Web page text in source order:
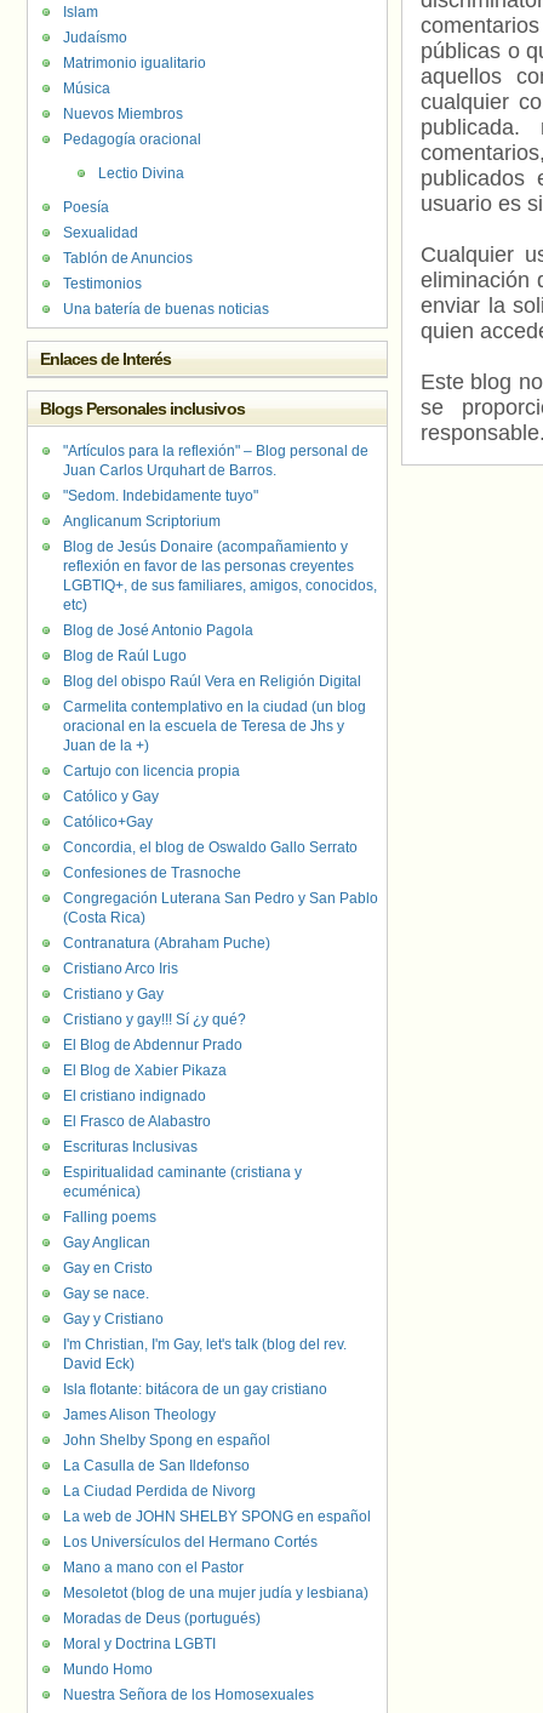
públicas o
aquellos
cualquier
usuario es
Cualquier
eliminación
enviar la
quien
Este blog
se
Islam
Judaísmo
Matrimonio igualitario
Música
Nuevos Miembros
Pedagogía oracional
Lectio Divina
Poesía
Sexualidad
Tablón de Anuncios
Testimonios
Una batería de buenas noticias
Enlaces de Interés
Blogs Personales inclusivos
"Artículos para la reflexión" – Blog personal de
Juan Carlos Urquhart de Barros.
"Sedom. Indebidamente tuyo"
Anglicanum Scriptorium
Blog de Jesús Donaire (acompañamiento y
reflexión en favor de las personas creyentes
LGBTIQ+, de sus familiares, amigos, conocidos,
etc)
Blog de José Antonio Pagola
Blog de Raúl Lugo
Blog del obispo Raúl Vera en Religión Digital
Carmelita contemplativo en la ciudad (un blog
oracional en la escuela de Teresa de Jhs y
Juan de la +)
Cartujo con licencia propia
Católico y Gay
Católico+Gay
Concordia, el blog de Oswaldo Gallo Serrato
Confesiones de Trasnoche
Congregación Luterana San Pedro y San Pablo
(Costa Rica)
Contranatura (Abraham Puche)
Cristiano Arco Iris
Cristiano y Gay
Cristiano y gay!!! Sí ¿y qué?
El Blog de Abdennur Prado
El Blog de Xabier Pikaza
El cristiano indignado
El Frasco de Alabastro
Escrituras Inclusivas
Espiritualidad caminante (cristiana y
ecuménica)
Falling poems
Gay Anglican
Gay en Cristo
Gay se nace.
Gay y Cristiano
I'm Christian, I'm Gay, let's talk (blog del rev.
David Eck)
Isla flotante: bitácora de un gay cristiano
James Alison Theology
John Shelby Spong en español
La Casulla de San Ildefonso
La Ciudad Perdida de Nivorg
La web de JOHN SHELBY SPONG en español
Los Universículos del Hermano Cortés
Mano a mano con el Pastor
Mesoletot (blog de una mujer judía y lesbiana)
Moradas de Deus (portugués)
Moral y Doctrina LGBTI
Mundo Homo
Nuestra Señora de los Homosexuales